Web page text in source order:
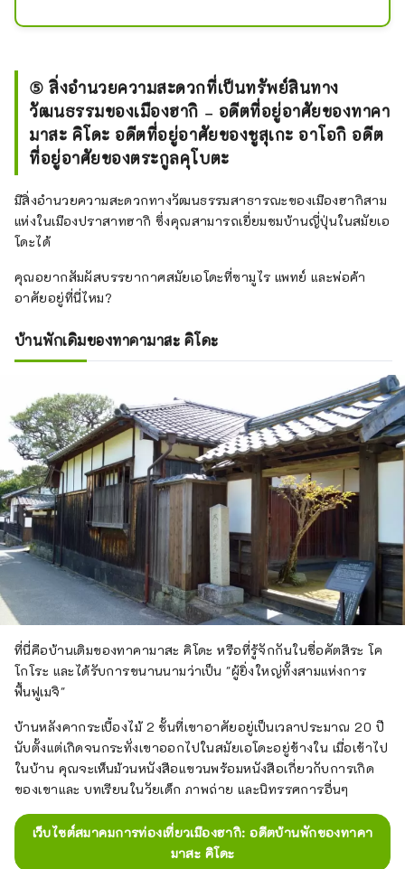
แห่งปราสาทเอาไว้
ด้านนอกของปราสาทฮากิในอดีต ถูก
แบ่งออกเป็นบล็อกต่างๆ ในรูปแบบ
ตาราง โดยมีที่อยู่อาศัยของซามูไร
ชนชั้นกลางและระดับล่างเรียงกัน แม้
กระทั่งทุกวันนี้ ถนนในเมืองยังคงสภาพ
สมบูรณ์ โดยยังคงรักษาร่องรอยของ
อดีตเอาไว้
ในวันที่อากาศแจ่มใส ตรอกสวยงามที่มี
หนึ่งในถนน 100 อันดับแรกของญี่ปุ่น
⑤ สิ่งอำนวยความสะดวกที่เป็นทรัพย์สินทาง
วัฒนธรรมของเมืองฮากิ ₋ อดีตที่อยู่อาศัยของทาคา
มาสะ คิโดะ อดีตที่อยู่อาศัยของชูสุเกะ อาโอกิ อดีต
ที่อยู่อาศัยของตระกูลคุโบตะ
มีสิ่งอำนวยความสะดวกทางวัฒนธรรมสาธารณะของเมืองฮากิสาม
แห่งในเมืองปราสาทฮากิ ซึ่งคุณสามารถเยี่ยมชมบ้านญี่ปุ่นในสมัยเอ
โดะได้
คุณอยากสัมผัสบรรยากาศสมัยเอโดะที่ซามูไร แพทย์ และพ่อค้า
อาศัยอยู่ที่นี่ไหม?
บ้านพักเดิมของทาคามาสะ คิโดะ
ที่นี่คือบ้านเดิมของทาคามาสะ คิโดะ หรือที่รู้จักกันในชื่อคัตสึระ โค
โกโระ และได้รับการขนานนามว่าเป็น "ผู้ยิ่งใหญ่ทั้งสามแห่งการ
ฟื้นฟูเมจิ"
บ้านหลังคากระเบื้องไม้ 2 ชั้นที่เขาอาศัยอยู่เป็นเวลาประมาณ 20 ปี
นับตั้งแต่เกิดจนกระทั่งเขาออกไปในสมัยเอโดะอยู่ข้างใน เมื่อเข้าไป
ในบ้าน คุณจะเห็นม้วนหนังสือแขวนพร้อมหนังสือเกี่ยวกับการเกิด
ของเขาและ บทเรียนในวัยเด็ก ภาพถ่าย และนิทรรศการอื่นๆ
เว็บไซต์สมาคมการท่องเที่ยวเมืองฮากิ: อดีตบ้านพักของทาคา
มาสะ คิโดะ